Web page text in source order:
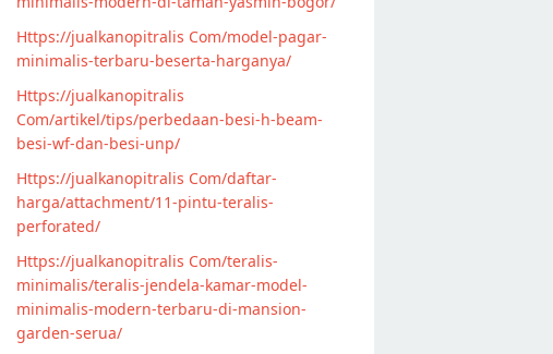
Https://jualkanopitralis Com/model-pagar-
minimalis-terbaru-beserta-harganya/
Https://jualkanopitralis
Com/artikel/tips/perbedaan-besi-h-beam-
besi-wf-dan-besi-unp/
Https://jualkanopitralis Com/daftar-
harga/attachment/11-pintu-teralis-
perforated/
Https://jualkanopitralis Com/teralis-
minimalis/teralis-jendela-kamar-model-
minimalis-modern-terbaru-di-mansion-
garden-serua/